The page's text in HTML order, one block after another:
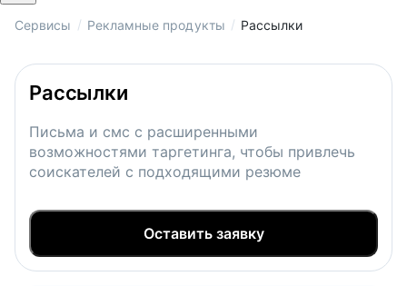
Сервисы / Рекламные продукты / Рассылки
Рассылки
Письма и смс с расширенными
возможностями таргетинга, чтобы привлечь
соискателей с подходящими резюме
Оставить заявку